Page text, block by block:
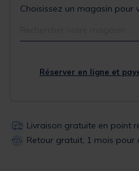
Choisissez un magasin pour
Réserver en ligne et
Livraison gratuite en point
Retour gratuit, 1 mois pour